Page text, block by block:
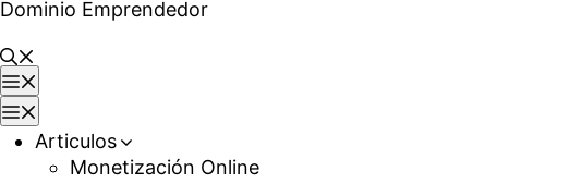
Saltar
contenido
Dominio Emprendedor
Articulos
Monetización Online